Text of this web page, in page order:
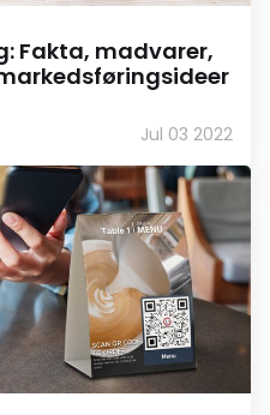
Fakta, madvarer,
Jul 03 2022